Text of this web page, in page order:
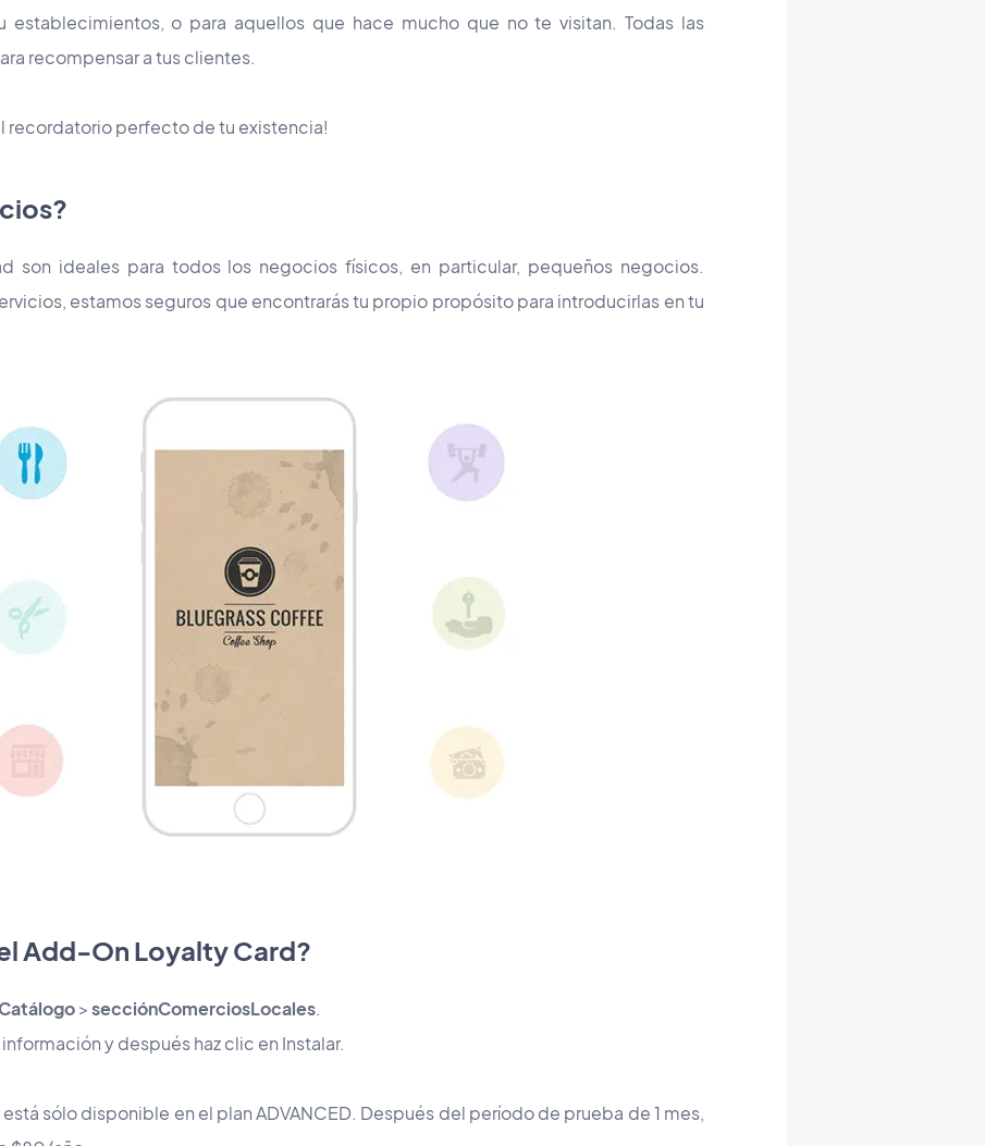
establecimientos, o para aquellos que hace mucho que no te visitan. Todas las
recompensar a tus clientes.
recordatorioperfectode tu existencia!
son ideales para todos los negocios físicos, en particular, pequeños negocios.
estamos seguros que encontrarás tu propio propósito para introducirlas en tu
Add-On Loyalty Card?
>secciónComerciosLocales.
y después haz clic en Instalar.
sólo disponible en el plan ADVANCED. Después del período de prueba de 1 mes,